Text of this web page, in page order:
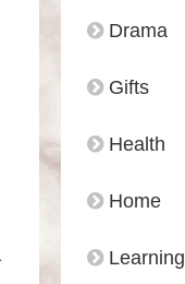
Drama
Gifts
Health
Home
Learning